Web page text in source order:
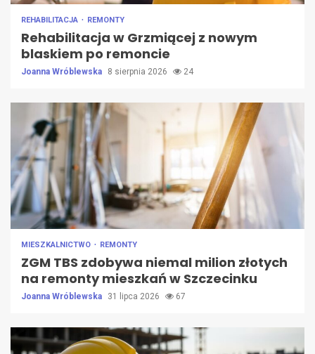
REHABILITACJA REMONTY
Rehabilitacja w Grzmiącej z nowym
blaskiem po remoncie
Joanna Wróblewska 8 sierpnia 2026 24
MIESZKALNICTWO REMONTY
ZGM TBS zdobywa niemal milion złotych
na remonty mieszkań w Szczecinku
Joanna Wróblewska 31 lipca 2026 67